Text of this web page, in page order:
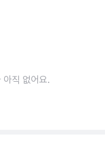
아직 없어요.